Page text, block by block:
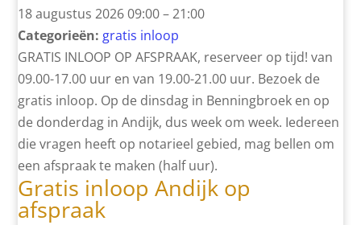
18 augustus 2026 09:00–21:00
Categorieën: gratis inloop
GRATIS INLOOP OP AFSPRAAK, reserveer op tijd! van
09.00-17.00 uur en van 19.00-21.00 uur. Bezoek de
gratis inloop. Op de dinsdag in Benningbroek en op
de donderdag in Andijk, dus week om week. Iedereen
die vragen heeft op notarieel gebied, mag bellen om
een afspraak te maken (half uur).
Gratis inloop Andijk op
afspraak